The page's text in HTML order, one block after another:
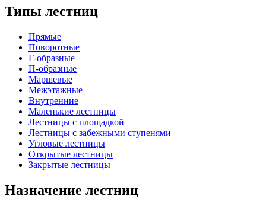
Типы лестниц
Прямые
Поворотные
Г-образные
П-образные
Маршевые
Межэтажные
Внутренние
Маленькие лестницы
Лестницы с площадкой
Лестницы с забежными ступенями
Угловые лестницы
Открытые лестницы
Закрытые лестницы
Назначение лестниц